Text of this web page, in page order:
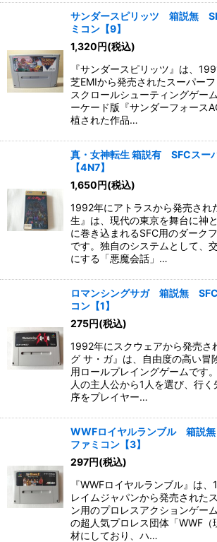
サンダースピリッツ 箱説無
ミコン【9】
1,320円(税込)
『サンダースピリッツ』は、
芝EMIから発売されたスーパー
スクロールシューティングゲー
ーケード版『サンダーフォース
植された作品…
真・女神転生 箱説有 SFCスー
【4N7】
1,650円(税込)
1992年にアトラスから発売され
生』は、現代の東京を舞台に神
に巻き込まれるSFC用のダーク
です。独自のシステムとして、
にする「悪魔会話」…
ロマンシングサガ 箱説無 SFC
コン【1】
275円(税込)
1992年にスクウェアから発売さ
グ サ・ガ』は、自由度の高い冒
用ロールプレイングゲームです
人の主人公から1人を選び、行
序をプレイヤー…
WWFロイヤルランブル 箱説
ファミコン【3】
297円(税込)
『WWFロイヤルランブル』は
レイムジャパンから発売された
ン用のプロレスアクションゲー
の超人気プロレス団体「WWF（
材にしており、ハ…